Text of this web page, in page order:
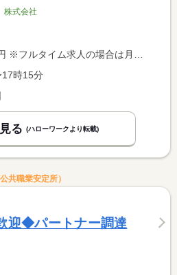
株式会社
額（換算額）、パート求人の場合は時間額を表示しています。
時15分
る (ハローワークより転載)
共職業安定所）
迎◆パートナー調達